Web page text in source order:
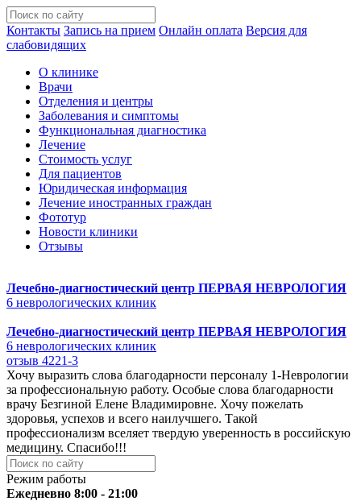
Контакты Запись на прием Онлайн оплата Версия для
слабовидящих
О клинике
Врачи
Отделения и центры
Заболевания и симптомы
Функциональная диагностика
Лечение
Стоимость услуг
Для пациентов
Юридическая информация
Лечение иностранных граждан
Фототур
Новости клиники
Отзывы
Лечебно-диагностический центр ПЕРВАЯ НЕВРОЛОГИЯ
6 неврологических клиник
Лечебно-диагностический центр ПЕРВАЯ НЕВРОЛОГИЯ
6 неврологических клиник
отзыв 4221-3
Хочу выразить слова благодарности персоналу 1-Неврологии
за профессиональную работу. Особые слова благодарности
врачу Безгиной Елене Владимировне. Хочу пожелать
здоровья, успехов и всего наилучшего. Такой
профессионализм вселяет твердую уверенность в российскую
медицину. Спасибо!!!
Режим работы
Ежедневно 8:00 - 21:00